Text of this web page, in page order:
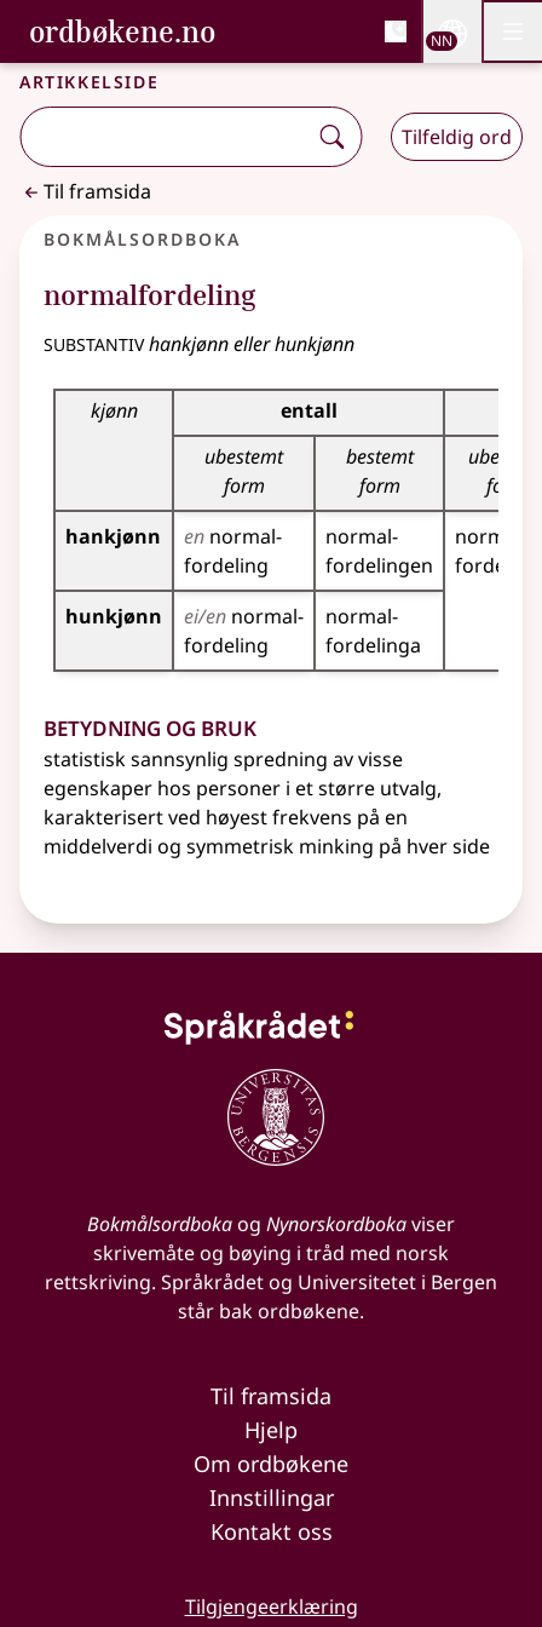
Gå til hovudinnhald
Tilgjenge
ordbøkene.no, Bokmålsordboka og
Bokmålsordboka og Nynorskordboka
NN
Artikkelside
Tilfeldig ord
Til framsida
Bokmålsordboka
normalfordeling
substantivhankjønn eller hunkjønn
Bøyingstabell for dette substantivet
kjønn
entall
ubestemt
form
bestemt
form
form
hankjønn
en normal­
fordeling
normal­
fordelingen
normal­
hunkjønn
ei/en normal­
fordeling
normal­
fordelinga
Betydning og bruk
statistisk sannsynlig spredning av visse
egenskaper hos personer i et større utvalg,
karakterisert ved høyest frekvens på en
middelverdi og symmetrisk minking på hver side
Bokmålsordbokaog Nynorskordbokaviser
skrivemåte og bøying i tråd med norsk
rettskriving. Språkrådet og Universitetet i Bergen
står bak ordbøkene.
Til framsida
Hjelp
Om ordbøkene
Innstillingar
Kontakt oss
Tilgjengeerklæring